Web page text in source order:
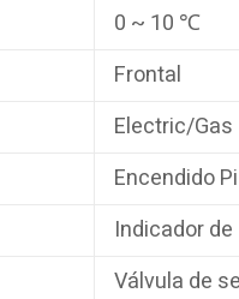
0 ~ 10 ℃
Frontal
Electric/Gas
Encendido
Indicador
Válvula de